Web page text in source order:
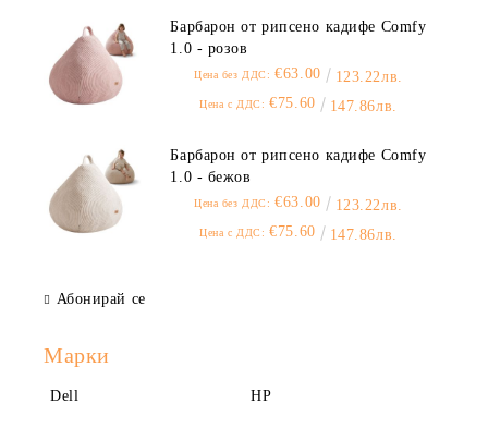
Барбарон от рипсено кадифе Comfy
1.0 - розов
Цена без ДДС: €63.00 123.22лв.
Цена с ДДС: €75.60 147.86лв.
Барбарон от рипсено кадифе Comfy
1.0 - бежов
Цена без ДДС: €63.00 123.22лв.
Цена с ДДС: €75.60 147.86лв.
Абонирай се
Марки
Dell HP